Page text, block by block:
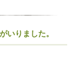
いりました。